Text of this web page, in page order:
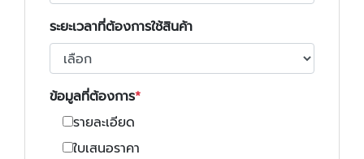
ระยะเวลาที่ต้องการใช้สินค้า
ข้อมูลที่ต้องการ
รายละเอียด
ใบเสนอราคา